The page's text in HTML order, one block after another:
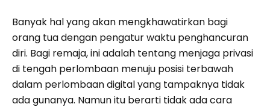
Banyak hal yang akan mengkhawatirkan bagi
orang tua dengan pengatur waktu penghancuran
diri. Bagi remaja, ini adalah tentang menjaga privasi
di tengah perlombaan menuju posisi terbawah
dalam perlombaan digital yang tampaknya tidak
ada gunanya. Namun itu berarti tidak ada cara